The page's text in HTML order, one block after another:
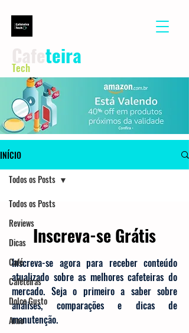
teira
Tech
INÍCIO
Todos os Posts
Reviews
Dicas
Café
Cafeteiras
Dolce Gusto
Arno
Todos os Posts
Inscreva-se Grátis
Inscreva-se agora para receber conteúdo
atualizado sobre as melhores cafeteiras do
mercado. Seja o primeiro a saber sobre
análises, comparações e dicas de
manutenção.